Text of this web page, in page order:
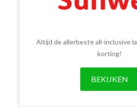
Altijd de allerbeste all-inclusive
korting!
BEKIJKEN